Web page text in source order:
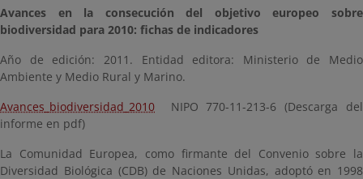
Avances en la consecución del objetivo europeo sobre
biodiversidad para 2010: fichas de indicadores
Año de edición: 2011. Entidad editora: Ministerio de Medio
Ambiente y Medio Rural y Marino.
Avances_biodiversidad_2010
NIPO 770-11-213-6 (Descarga del
informe en pdf)
La Comunidad Europea, como firmante del Convenio sobre la
Diversidad Biológica (CDB) de Naciones Unidas, adoptó en 1998